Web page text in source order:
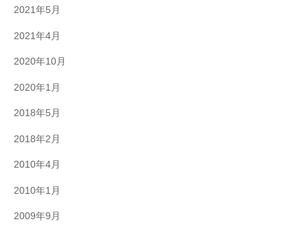
2021年5月
2021年4月
2020年10月
2020年1月
2018年5月
2018年2月
2010年4月
2010年1月
2009年9月